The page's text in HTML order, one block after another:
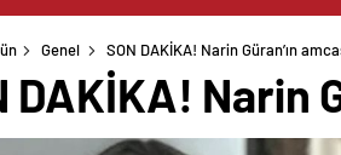
Genel SON DAKİKA! Narin Güran’ın
DAKİKA! Narin